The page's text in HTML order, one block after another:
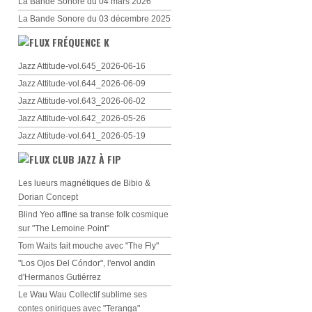
La Bande Sonore du 03 décembre 2025
FRÉQUENCE K
Jazz Attitude-vol.645_2026-06-16
Jazz Attitude-vol.644_2026-06-09
Jazz Attitude-vol.643_2026-06-02
Jazz Attitude-vol.642_2026-05-26
Jazz Attitude-vol.641_2026-05-19
CLUB JAZZ À FIP
Les lueurs magnétiques de Bibio &
Dorian Concept
Blind Yeo affine sa transe folk cosmique
sur "The Lemoine Point"
Tom Waits fait mouche avec "The Fly"
"Los Ojos Del Cóndor", l'envol andin
d'Hermanos Gutiérrez
Le Wau Wau Collectif sublime ses
contes oniriques avec "Teranga"